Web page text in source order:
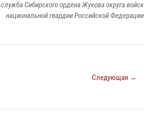
Сибирского ордена Жукова округа войск
национальной гвардии Российской Федерации
Следующая →